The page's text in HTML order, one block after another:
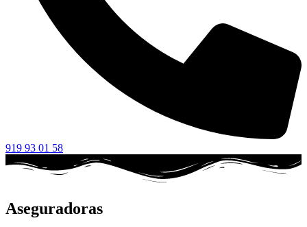
919 93 01 58
Aseguradoras